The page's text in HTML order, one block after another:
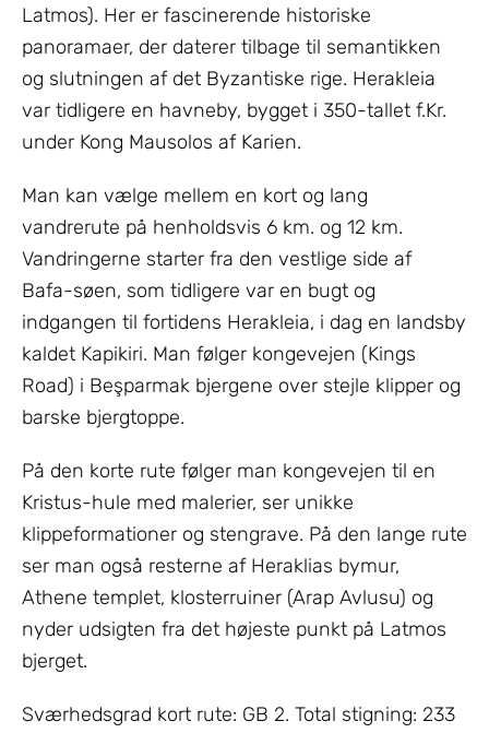
Latmos). Her er fascinerende historiske
panoramaer, der daterer tilbage til semantikken
og slutningen af det Byzantiske rige. Herakleia
var tidligere en havneby, bygget i 350-tallet f.Kr.
under Kong Mausolos af Karien.
Man kan vælge mellem en kort og lang
vandrerute på henholdsvis 6 km. og 12 km.
Vandringerne starter fra den vestlige side af
Bafa-søen, som tidligere var en bugt og
indgangen til fortidens Herakleia, i dag en landsby
kaldet Kapikiri. Man følger kongevejen (Kings
Road) i Beşparmak bjergene over stejle klipper og
barske bjergtoppe.
På den korte rute følger man kongevejen til en
Kristus-hule med malerier, ser unikke
klippeformationer og stengrave. På den lange rute
ser man også resterne af Heraklias bymur,
Athene templet, klosterruiner (Arap Avlusu) og
nyder udsigten fra det højeste punkt på Latmos
bjerget.
Sværhedsgrad kort rute: GB 2. Total stigning: 233